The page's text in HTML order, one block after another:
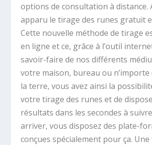
options de consultation à distance.
apparu le tirage des runes gratuit
Cette nouvelle méthode de tirage
en ligne et ce, grâce à l’outil
savoir-faire de nos différents
votre maison, bureau ou n’importe
la terre, vous avez ainsi la
votre tirage des runes et de
résultats dans les secondes à
arriver, vous disposez des plate-
conçues spécialement pour ça. Une